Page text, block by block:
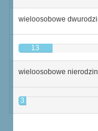
wieloosobowe
13
wieloosobowe
3